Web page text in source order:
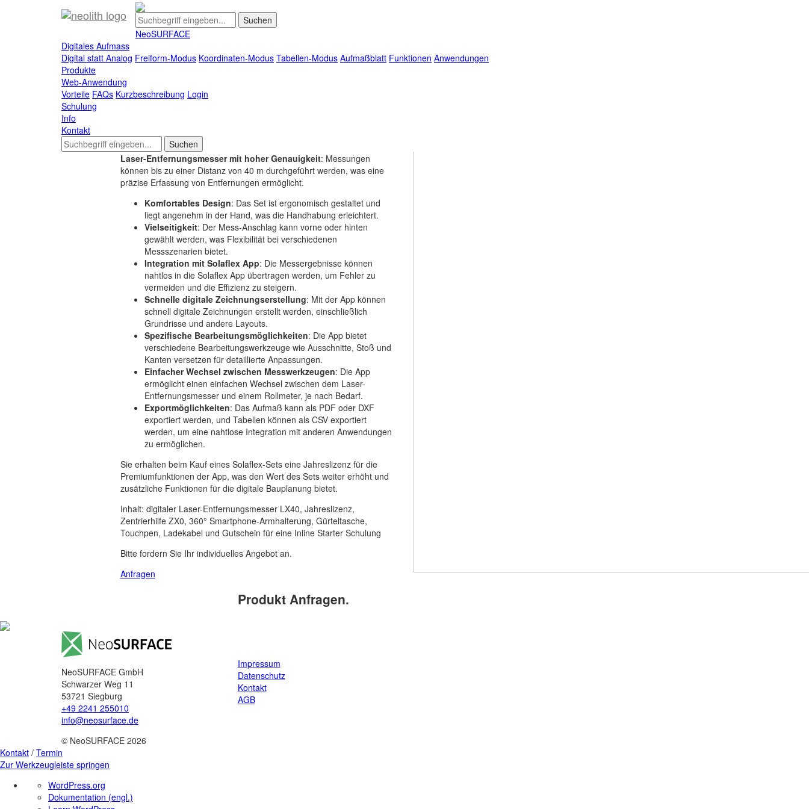
NeoSURFACE
Digitales Aufmass
Digital statt Analog Freiform-Modus Koordinaten-Modus Tabellen-Modus Aufmaßblatt Funktionen Anwendungen
Produkte
Web-Anwendung
Vorteile FAQs Kurzbeschreibung Login
Schulung
Info
Kontakt
Anfragen
Aufmaß-Set Laserentfernungsmesser S
Das Aufmaß-Set mit Laser-Entfernungsmesser und Online Starter
Das Aufmaß-Set mit Laser-Entfernungsmesser bietet eine Vielzahl von
Funktionen und Zubehör für eine schnelle und präzise Erstellung
Vorteile:
Laser-Entfernungsmesser mit hoher Genauigkeit: Messungen
können bis zu einer Distanz von 40 m durchgeführt werden, was eine
präzise Erfassung von Entfernungen ermöglicht.
Komfortables Design: Das Set ist ergonomisch gestaltet und
liegt angenehm in der Hand, was die Handhabung erleichtert.
Vielseitigkeit: Der Mess-Anschlag kann vorne oder hinten
gewählt werden, was Flexibilität bei verschiedenen
Messszenarien bietet.
Integration mit Solaflex App: Die Messergebnisse können
nahtlos in die Solaflex App übertragen werden, um Fehler zu
vermeiden und die Effizienz zu steigern.
Schnelle digitale Zeichnungserstellung: Mit der App können
schnell digitale Zeichnungen erstellt werden, einschließlich
Grundrisse und andere Layouts.
Spezifische Bearbeitungsmöglichkeiten: Die App bietet
verschiedene Bearbeitungswerkzeuge wie Ausschnitte, Stoß und
Kanten versetzen für detaillierte Anpassungen.
Einfacher Wechsel zwischen Messwerkzeugen: Die App
ermöglicht einen einfachen Wechsel zwischen dem Laser-
Entfernungsmesser und einem Rollmeter, je nach Bedarf.
Exportmöglichkeiten: Das Aufmaß kann als PDF oder DXF
exportiert werden, und Tabellen können als CSV exportiert
werden, um eine nahtlose Integration mit anderen Anwendungen
zu ermöglichen.
Sie erhalten beim Kauf eines Solaflex-Sets eine Jahreslizenz für die
Premiumfunktionen der App, was den Wert des Sets weiter erhöht und
zusätzliche Funktionen für die digitale Bauplanung bietet.
Inhalt: digitaler Laser-Entfernungsmesser LX40, Jahreslizenz,
Zentrierhilfe ZX0, 360° Smartphone-Armhalterung, Gürteltasche,
Touchpen, Ladekabel und Gutschein für eine Inline Starter Schulung
Bitte fordern Sie Ihr individuelles Angebot an.
Anfragen
Produkt Anfragen.
NeoSURFACE GmbH
Schwarzer Weg 11
53721 Siegburg
+49 2241 255010
info@neosurface.de
Impressum
Datenschutz
Kontakt
AGB
© NeoSURFACE 2026
Kontakt / Termin
Zur Werkzeugleiste springen
Über
WordPress
WordPress.org
Dokumentation (engl.)